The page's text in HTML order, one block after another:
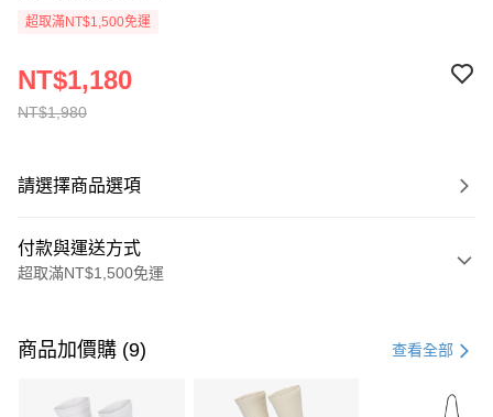
超取滿NT$1,500免運
NT$1,980
NT$1,180
請選擇商品選項
付款與運送方式
超取滿NT$1,500免運
信用卡一次付款
商品加價購 (9) 查看全部